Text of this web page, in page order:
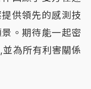
供領先的感測技
。期待能一起密
為所有利害關係